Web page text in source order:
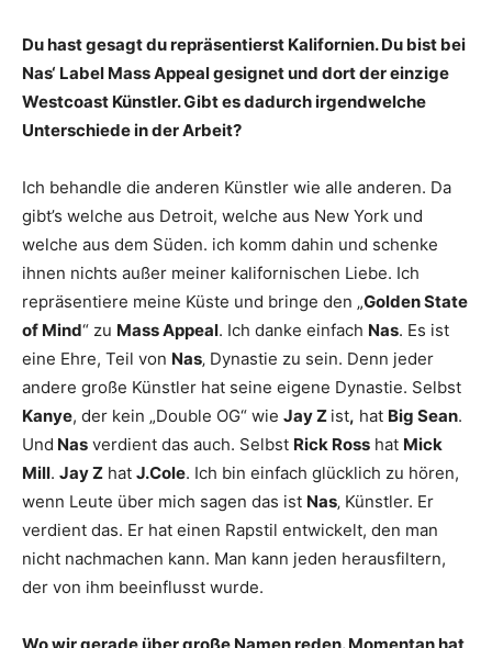
Du hast gesagt du repräsentierst Kalifornien. Du bist bei
Nas‘ Label Mass Appeal gesignet und dort der einzige
Westcoast Künstler. Gibt es dadurch irgendwelche
Unterschiede in der Arbeit?
Ich behandle die anderen Künstler wie alle anderen. Da
gibt’s welche aus Detroit, welche aus New York und
welche aus dem Süden. ich komm dahin und schenke
ihnen nichts außer meiner kalifornischen Liebe. Ich
repräsentiere meine Küste und bringe den „Golden State
of Mind“ zu Mass Appeal. Ich danke einfach Nas. Es ist
eine Ehre, Teil von Nas‚ Dynastie zu sein. Denn jeder
andere große Künstler hat seine eigene Dynastie. Selbst
Kanye, der kein „Double OG“ wie Jay Z ist, hat Big Sean.
Und Nas verdient das auch. Selbst Rick Ross hat Mick
Mill. Jay Z hat J.Cole. Ich bin einfach glücklich zu hören,
wenn Leute über mich sagen das ist Nas‚ Künstler. Er
verdient das. Er hat einen Rapstil entwickelt, den man
nicht nachmachen kann. Man kann jeden herausfiltern,
der von ihm beeinflusst wurde.
Wo wir gerade über große Namen reden. Momentan hat